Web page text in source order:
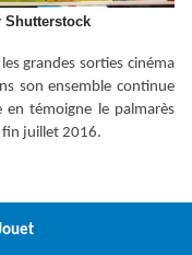
Shutterstock
son ensemble continue
témoigne le palmarès
fin juillet 2016.